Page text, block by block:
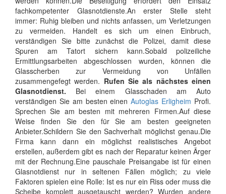
fachkompetenter Glasnotdienste.An erster Stelle steht
immer: Ruhig bleiben und nichts anfassen, um Verletzungen
zu vermeiden. Handelt es sich um einen Einbruch,
verständigen Sie bitte zunächst die Polizei, damit diese
Spuren am Tatort sichern kann.Sobald polizeiliche
Ermittlungsarbeiten abgeschlossen wurden, können die
Glasscherben zur Vermeidung von Unfällen
zusammengefegt werden. Rufen Sie als nächstes einen
Glasnotdienst. Bei einem Glasschaden am Auto
verständigen Sie am besten einenAutoglas Erligheim Profi.
Sprechen Sie am besten mit mehreren Firmen.Auf diese
Weise finden Sie den für Sie am besten geeigneten
Anbieter.Schildern Sie den Sachverhalt möglichst genau.Die
Firma kann dann ein möglichst realistisches Angebot
erstellen, außerdem gibt es nach der Reparatur keinen Ärger
mit der Rechnung.Eine pauschale Preisangabe ist für einen
Glasnotdienst nur in seltenen Fällen möglich; zu viele
Faktoren spielen eine Rolle: Ist es nur ein Riss oder muss die
Scheibe komplett ausgetauscht werden? Wurden andere